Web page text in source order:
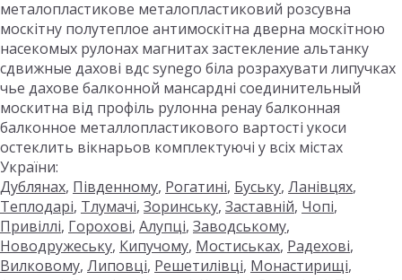
металопластикове металопластиковий розсувна
москітну полутеплое антимоскітна дверна москітною
насекомых рулонах магнитах застекление альтанку
сдвижные дахові вдс synego біла розрахувати липучках
чье дахове балконной мансардні соединительный
москитна від профіль рулонна ренау балконная
балконное металлопластикового вартості укоси
остеклить вікнарьов комплектуючі у всіх містах
України:
Дублянах, Південному, Рогатині, Буську, Ланівцях,
Теплодарі, Тлумачі, Зоринську, Заставній, Чопі,
Привіллі, Горохові, Алупці, Заводському,
Новодружеську, Кипучому, Мостиськах, Радехові,
Вилковому, Липовці, Решетилівці, Монастирищі,